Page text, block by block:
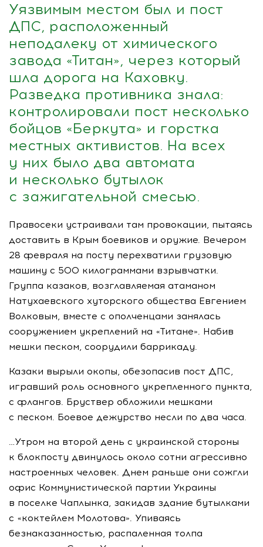
Уязвимым местом был и пост
ДПС, расположенный
неподалеку от химического
завода «Титан», через который
шла дорога на Каховку.
Разведка противника знала:
контролировали пост несколько
бойцов «Беркута» и горстка
местных активистов. На всех
у них было два автомата
и несколько бутылок
с зажигательной смесью.
Правосеки устраивали там провокации, пытаясь
доставить в Крым боевиков и оружие. Вечером
28 февраля на посту перехватили грузовую
машину с 500 килограммами взрывчатки.
Группа казаков, возглавляемая атаманом
Натухаевского хуторского общества Евгением
Волковым, вместе с ополченцами занялась
сооружением укреплений на «Титане». Набив
мешки песком, соорудили баррикаду.
Казаки вырыли окопы, обезопасив пост ДПС,
игравший роль основного укрепленного пункта,
с флангов. Бруствер обложили мешками
с песком. Боевое дежурство несли по два часа.
…Утром на второй день с украинской стороны
к блокпосту двинулось около сотни агрессивно
настроенных человек. Днем раньше они сожгли
офис Коммунистической партии Украины
в поселке Чаплынка, закидав здание бутылками
с «коктейлем Молотова». Упиваясь
безнаказанностью, распаленная толпа